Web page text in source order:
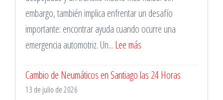
embargo, también implica enfrentar un desafío
importante: encontrar ayuda cuando ocurre una
emergencia automotriz. Un... Lee más
de
Cambio de Neumáticos en Santiago las 24 Horas
13 de julio de 2026